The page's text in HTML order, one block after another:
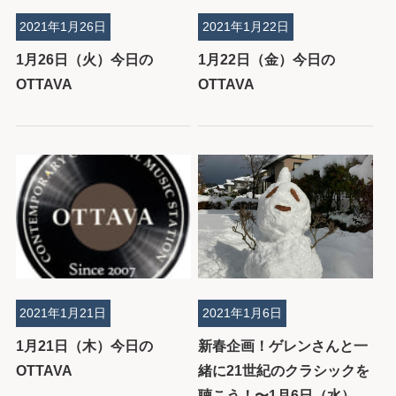
1月26日（火）今日の
OTTAVA
2021年1月26日
1月22日（金）今日の
OTTAVA
2021年1月22日
1月21日（木）今日の
OTTAVA
2021年1月21日
新春企画！ゲレンさんと一
緒に21世紀のクラシックを
2021年1月6日